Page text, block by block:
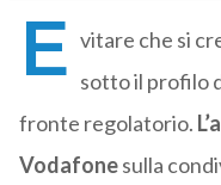
E vitare che si
sotto il profilo
fronte regolatorio.
Vodafonesulla